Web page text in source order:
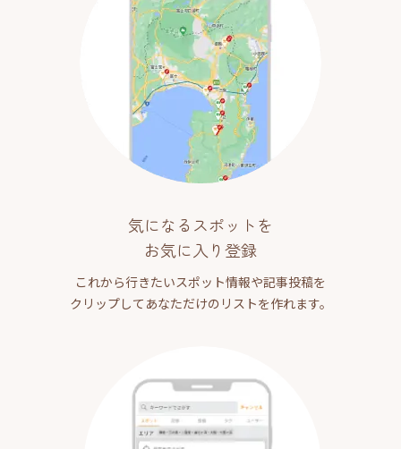
気になるスポットを
お気に入り登録
これから行きたいスポット情報や記事投稿を
クリップしてあなただけのリストを作れます。